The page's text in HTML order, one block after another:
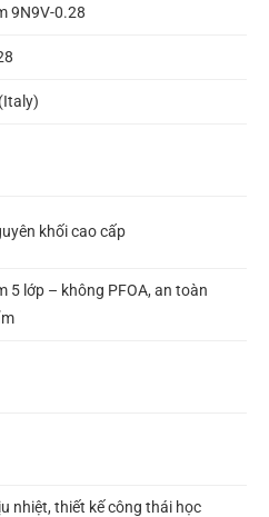
9N9V-0.28
khối cao cấp
5 lớp – không PFOA, an toàn
nhiệt, thiết kế công thái học